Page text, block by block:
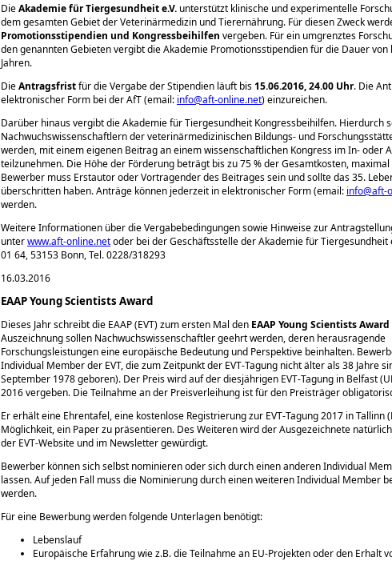
DieAkademie für Tiergesundheit e.V. unterstützt klinische und experimentelle
dem gesamten Gebiet der Veterinärmedizin und Tierernährung. Für diesen Zweck
Promotionsstipendien und Kongressbeihilfen vergeben. Für ein umgrenztes
den genannten Gebieten vergibt die Akademie Promotionsstipendien für die Dauer von
Jahren.
DieAntragsfristfür die Vergabe der Stipendien läuft bis15.06.2016, 24.00 Uhr. Die
elektronischer Form bei der AfT (email: info@aft-online.net) einzureichen.
Darüber hinaus vergibt die Akademie für Tiergesundheit Kongressbeihilfen. Hierdurch
Nachwuchswissenschaftlern der veterinärmedizinischen Bildungs- und
werden, mit einem eigenen Beitrag an einem wissenschaftlichen Kongress im In- oder
teilzunehmen. Die Höhe der Förderung beträgt bis zu 75 % der Gesamtkosten,
Bewerber muss Erstautor oder Vortragender des Beitrages sein und sollte das 35.
überschritten haben. Anträge können jederzeit in elektronischer Form (email: info@aft-
werden.
Weitere Informationen über die Vergabebedingungen sowie Hinweise zur
unterwww.aft-online.netoder bei der Geschäftsstelle der Akademie für Tiergesundheit
01 64, 53153 Bonn, Tel. 0228/318293
16.03.2016
EAAP Young Scientists Award
Dieses Jahr schreibt die EAAP (EVT) zum ersten Mal den EAAP Young Scientists Award
Auszeichnung sollen Nachwuchswissenschaftler geehrt werden, deren herausragende
Forschungsleistungen eine europäische Bedeutung und Perspektive beinhalten.
Individual Member der EVT, die zum Zeitpunkt der EVT-Tagung nicht älter als 38 Jahre
September 1978 geboren). Der Preis wird auf der diesjährigen EVT-Tagung in Belfast
2016 vergeben. Die Teilnahme an der Preisverleihung ist für den Preisträger
Er erhält eine Ehrentafel, eine kostenlose Registrierung zur EVT-Tagung 2017 in Tallinn
Möglichkeit, ein Paper zu präsentieren. Des Weiteren wird der Ausgezeichnete
der EVT-Website und im Newsletter gewürdigt.
Bewerber können sich selbst nominieren oder sich durch einen anderen Individual
lassen. Auf jeden Fall muss die Nominierung durch einen weiteren Individual Member
werden.
Für eine Bewerbung werden folgende Unterlagen benötigt:
Lebenslauf
Europäische Erfahrung wie z.B. die Teilnahme an EU-Projekten oder den Erhalt